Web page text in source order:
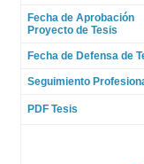
Fecha de Aprobación
Proyecto de Tesis
Fecha de Defensa de
Seguimiento
PDF Tesis